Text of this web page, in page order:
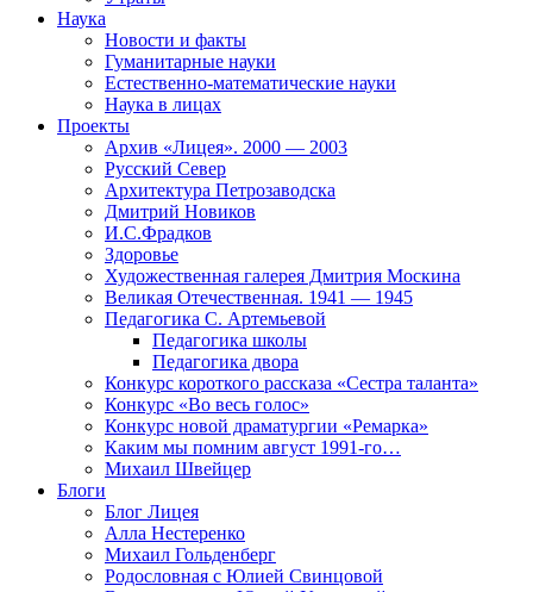
Наука
Новости и факты
Гуманитарные науки
Естественно-математические науки
Наука в лицах
Проекты
Архив «Лицея». 2000 — 2003
Русский Север
Архитектура Петрозаводска
Дмитрий Новиков
И.С.Фрадков
Здоровье
Художественная галерея Дмитрия Москина
Великая Отечественная. 1941 — 1945
Педагогика С. Артемьевой
Педагогика школы
Педагогика двора
Конкурс короткого рассказа «Сестра таланта»
Конкурс «Во весь голос»
Конкурс новой драматургии «Ремарка»
Каким мы помним август 1991-го…
Михаил Швейцер
Блоги
Блог Лицея
Алла Нестеренко
Михаил Гольденберг
Родословная с Юлией Свинцовой